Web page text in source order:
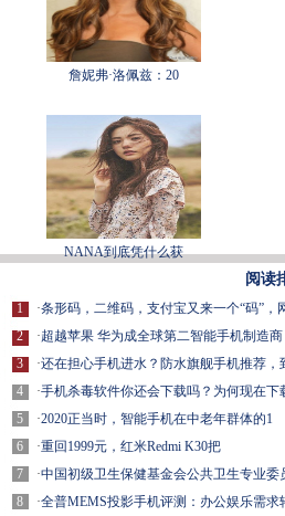
詹妮弗·洛佩兹：20
NANA到底凭什么获
阅读
1
2
3
4
5
6
7
8
·条形码，二维码，支付宝又来一个“码”，
·超越苹果 华为成全球第二智能手机制造商
·还在担心手机进水？防水旗舰手机推荐，
·手机杀毒软件你还会下载吗？为何现在下
·2020正当时，智能手机在中老年群体的1
·重回1999元，红米Redmi K30把
·中国初级卫生保健基金会公共卫生专业委
·全普MEMS投影手机评测：办公娱乐需求